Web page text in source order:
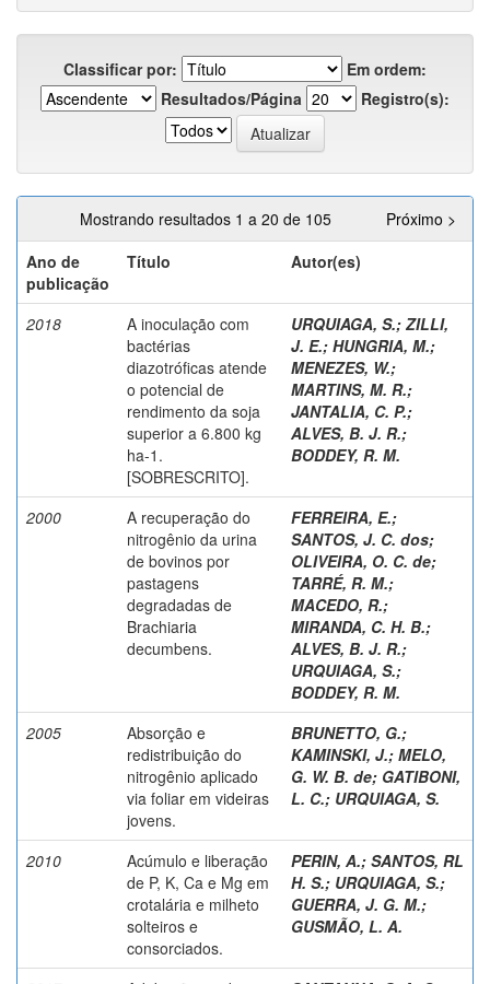
Classificar por:
Em ordem:
Resultados/Página
Registro(s):
Mostrando resultados 1 a 20 de 105
Próximo >
Ano de
publicação
Título Autor(es)
2018
A inoculação com
bactérias
diazotróficas atende
o potencial de
rendimento da soja
superior a 6.800 kg
ha-1.
[SOBRESCRITO].
URQUIAGA, S.; ZILLI,
J. E.; HUNGRIA, M.;
MENEZES, W.;
MARTINS, M. R.;
JANTALIA, C. P.;
ALVES, B. J. R.;
BODDEY, R. M.
2000
A recuperação do
nitrogênio da urina
de bovinos por
pastagens
degradadas de
Brachiaria
decumbens.
FERREIRA, E.;
SANTOS, J. C. dos;
OLIVEIRA, O. C. de;
TARRÉ, R. M.;
MACEDO, R.;
MIRANDA, C. H. B.;
ALVES, B. J. R.;
URQUIAGA, S.;
BODDEY, R. M.
2005
Absorção e
redistribuição do
nitrogênio aplicado
via foliar em videiras
jovens.
BRUNETTO, G.;
KAMINSKI, J.; MELO,
G. W. B. de; GATIBONI,
L. C.; URQUIAGA, S.
2010
Acúmulo e liberação
de P, K, Ca e Mg em
crotalária e milheto
solteiros e
consorciados.
PERIN, A.; SANTOS, RL
H. S.; URQUIAGA, S.;
GUERRA, J. G. M.;
GUSMÃO, L. A.